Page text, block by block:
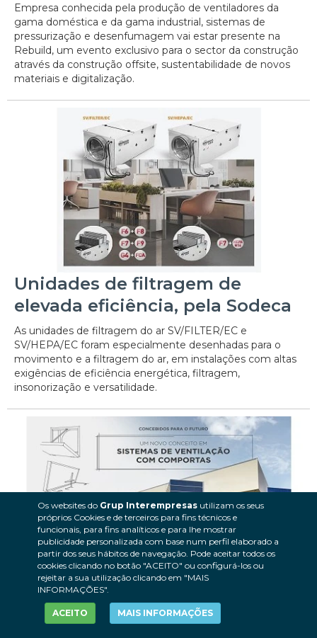
Os websites do Grup Interempresasutilizam os seus
próprios Cookies e de terceiros para fins técnicos e
funcionais, para fins analíticos e para lhe mostrar
publicidade personalizada com base num perfil elaborado a
partir dos seus hábitos de navegação. Pode aceitar todos os
cookies clicando no botão "ACEITO" ou configurá-los ou
rejeitar a sua utilização clicando em "MAIS
INFORMAÇÕES".
ACEITO MAIS INFORMAÇÕES
Empresa conhecida pela produção de ventiladores da
gama doméstica e da gama industrial, sistemas de
pressurização e desenfumagem vai estar presente na
Rebuild, um evento exclusivo para o sector da construção
através da construção offsite, sustentabilidade de novos
materiais e digitalização.
Unidades de filtragem de
elevada eficiência, pela Sodeca
As unidades de filtragem do ar SV/FILTER/EC e
SV/HEPA/EC foram especialmente desenhadas para o
movimento e a filtragem do ar, em instalações com altas
exigências de eficiência energética, filtragem,
insonorização e versatilidade.
Comportas motorizadas Sodeca
Falamos de um novo conceito de ventilação concebida